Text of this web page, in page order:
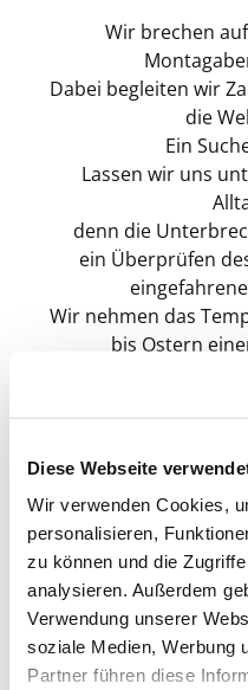
Diese Webseite
Wir verwenden Cookies,
personalisieren,
zu können und die
analysieren. Außerdem
Verwendung unserer
soziale Medien, Werbung
Partner führen diese
Wir brechen
Dabei begleiten wir
die
Ein
Lassen wir uns
denn die
ein Überprüfen
Wir nehmen das
bis Ostern
Es ist Zeit, in mich
durch eine
Achtung: Wir
Palmsonntag. In